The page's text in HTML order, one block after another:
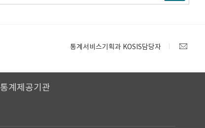
통계서비스기획과 KOSIS담당자
통계제공기관